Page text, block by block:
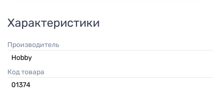
Характеристики
Производитель
Hobby
Код товара
01374